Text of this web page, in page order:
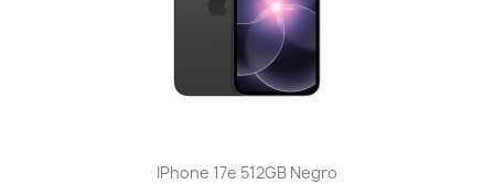
IPhone 17e 512GB Negro